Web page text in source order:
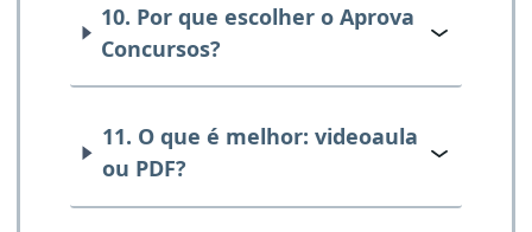
10. Por que escolher o Aprova
Concursos?
11. O que é melhor: videoaula
ou PDF?